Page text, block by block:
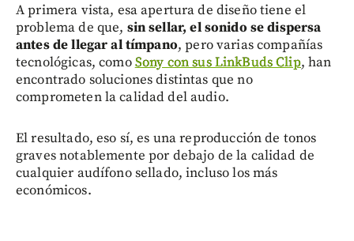
A primera vista, esa apertura de diseño tiene el
problema de que, sin sellar, el sonido se dispersa
antes de llegar al tímpano, pero varias compañías
tecnológicas, comoSony con sus LinkBuds Clip, han
encontrado soluciones distintas que no
comprometen la calidad del audio.
El resultado, eso sí, es una reproducción de tonos
graves notablemente por debajo de la calidad de
cualquier audífono sellado, incluso los más
económicos.